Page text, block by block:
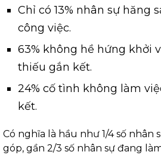
Chỉ có 13% nhân sự hăng
công việc.
63% không hề hứng khởi
thiếu gắn kết.
24% cố tình không làm
kết.
Có nghĩa là hầu như 1/4 số nhân
góp, gần 2/3 số nhân sự đang